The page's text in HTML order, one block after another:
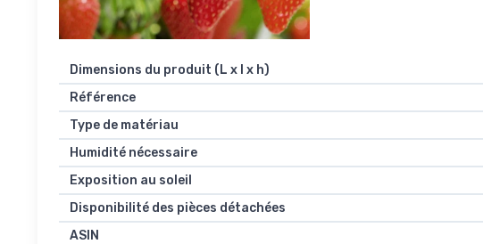
Dimensions du produit (L x l x h)
Référence
Type de matériau
Humidité nécessaire
Exposition au soleil
Disponibilité des pièces détachées
ASIN